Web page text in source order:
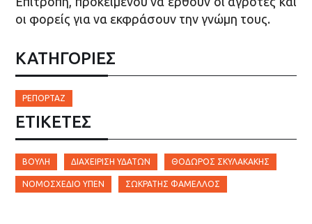
οι φορείς για να εκφράσουν την γνώμη τους.
ΚΑΤΗΓΟΡΙΕΣ
ΡΕΠΟΡΤΆΖ
ΕΤΙΚΈΤΕΣ
ΒΟΥΛΉ ΔΙΑΧΕΊΡΙΣΗ ΥΔΆΤΩΝ ΘΌΔΩΡΟΣ ΣΚΥΛΑΚΆΚΗΣ
ΝΟΜΟΣΧΈΔΙΟ ΥΠΕΝ ΣΩΚΡΆΤΉΣ ΦΆΜΕΛΛΟΣ